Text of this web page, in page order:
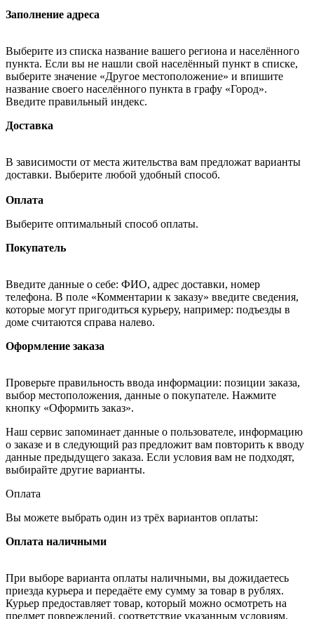
Заполнение адреса
Выберите из списка название вашего региона и населённого
пункта. Если вы не нашли свой населённый пункт в списке,
выберите значение «Другое местоположение» и впишите
название своего населённого пункта в графу «Город».
Введите правильный индекс.
Доставка
В зависимости от места жительства вам предложат варианты
доставки. Выберите любой удобный способ.
Оплата
Выберите оптимальный способ оплаты.
Покупатель
Введите данные о себе: ФИО, адрес доставки, номер
телефона. В поле «Комментарии к заказу» введите сведения,
которые могут пригодиться курьеру, например: подъезды в
доме считаются справа налево.
Оформление заказа
Проверьте правильность ввода информации: позиции заказа,
выбор местоположения, данные о покупателе. Нажмите
кнопку «Оформить заказ».
Наш сервис запоминает данные о пользователе, информацию
о заказе и в следующий раз предложит вам повторить к вводу
данные предыдущего заказа. Если условия вам не подходят,
выбирайте другие варианты.
Оплата
Вы можете выбрать один из трёх вариантов оплаты:
Оплата наличными
При выборе варианта оплаты наличными, вы дожидаетесь
приезда курьера и передаёте ему сумму за товар в рублях.
Курьер предоставляет товар, который можно осмотреть на
предмет повреждений, соответствие указанным условиям.